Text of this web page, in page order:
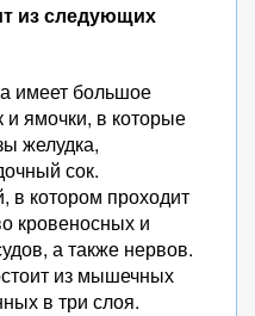
из следующих
имеет большое
и ямочки, в которые
желудка,
сок.
в котором проходит
кровеносных и
а также нервов.
из мышечных
в три слоя.